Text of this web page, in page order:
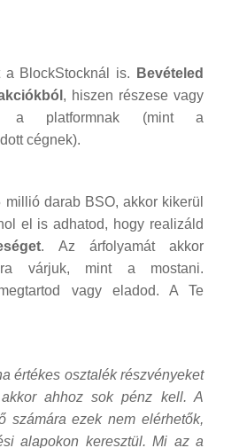
BlockStocknál is.
Bevételed
, hiszen részese vagy
a platformnak (mint a
cégnek).
darab BSO, akkor kikerül
el is adhatod, hogy realizáld
. Az árfolyamát akkor
várjuk, mint a mostani.
vagy eladod. A Te
értékes osztalék részvényeket
ahhoz sok pénz kell. A
számára ezek nem elérhetők,
alapokon keresztül. Mi az a